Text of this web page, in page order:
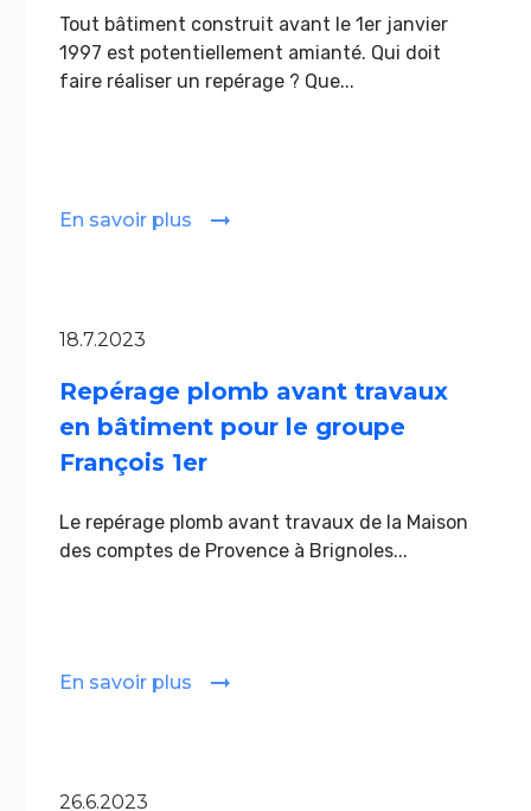
Tout bâtiment construit avant le 1er janvier
1997 est potentiellement amianté. Qui doit
faire réaliser un repérage ? Que...
En savoir plus
18.7.2023
Repérage plomb avant travaux
en bâtiment pour le groupe
François 1er
Le repérage plomb avant travaux de la Maison
des comptes de Provence à Brignoles...
En savoir plus
26.6.2023